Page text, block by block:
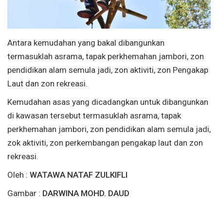
Antara kemudahan yang bakal dibangunkan
termasuklah asrama, tapak perkhemahan jambori, zon
pendidikan alam semula jadi, zon aktiviti, zon Pengakap
Laut dan zon rekreasi.
Kemudahan asas yang dicadangkan untuk dibangunkan
di kawasan tersebut termasuklah asrama, tapak
perkhemahan jambori, zon pendidikan alam semula jadi,
zok aktiviti, zon perkembangan pengakap laut dan zon
rekreasi.
Oleh : WATAWA NATAF ZULKIFLI
Gambar : DARWINA MOHD. DAUD